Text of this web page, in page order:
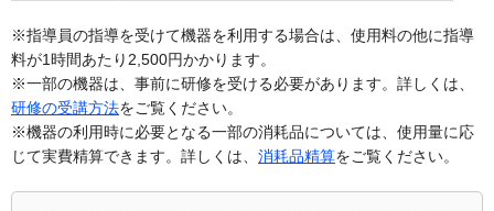
※指導員の指導を受けて機器を利用する場合は、使用料の他に指導
料が1時間あたり2,500円かかります。
※一部の機器は、事前に研修を受ける必要があります。詳しくは、
研修の受講方法をご覧ください。
※機器の利用時に必要となる一部の消耗品については、使用量に応
じて実費精算できます。詳しくは、 消耗品精算をご覧ください。